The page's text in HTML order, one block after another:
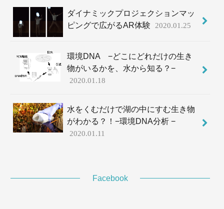
ダイナミックプロジェクションマッ
ピングで広がるAR体験
2020.01.25
環境DNA −どこにどれだけの生き
物がいるかを、水から知る？−
2020.01.18
水をくむだけで湖の中にすむ生き物
がわかる？！−環境DNA分析 −
2020.01.11
Facebook